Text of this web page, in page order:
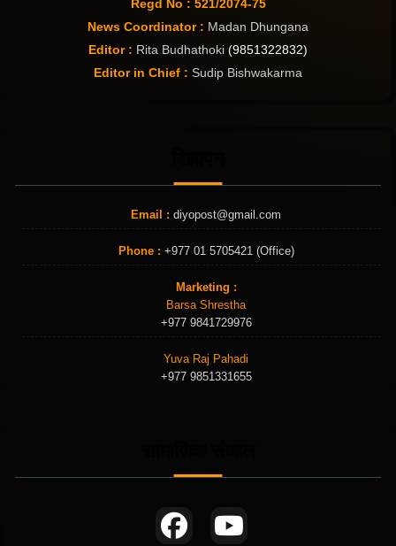
Regd No : 521/2074-75
News Coordinator : Madan Dhungana
Editor : Rita Budhathoki (9851322832)
Editor in Chief : Sudip Bishwakarma
Email : diyopost@gmail.com
Phone : +977 01 5705421 (Office)
Marketing :
Barsa Shrestha
+977 9841729976
Yuva Raj Pahadi
+977 9851331655